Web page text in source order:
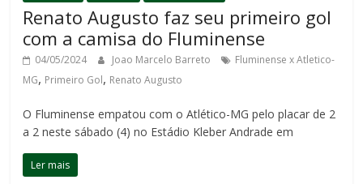
Renato Augusto faz seu primeiro gol
com a camisa do Fluminense
04/05/2024 Joao Marcelo Barreto
Fluminense x Atletico-
MG, Primeiro Gol, Renato Augusto
O Fluminense empatou com o Atlético-MG pelo placar de 2
a 2 neste sábado (4) no Estádio Kleber Andrade em
Ler mais